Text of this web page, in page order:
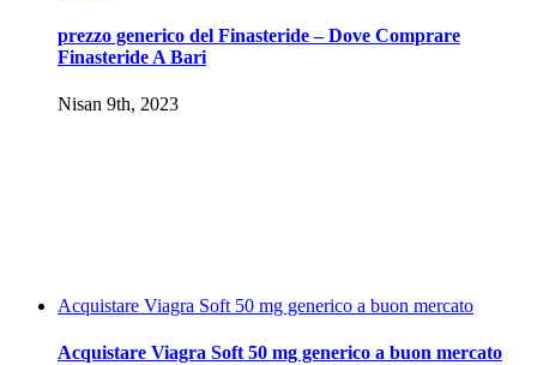
prezzo generico del Finasteride – Dove Comprare
Finasteride A Bari
Nisan 9th, 2023
Acquistare Viagra Soft 50 mg generico a buon mercato
Acquistare Viagra Soft 50 mg generico a buon mercato